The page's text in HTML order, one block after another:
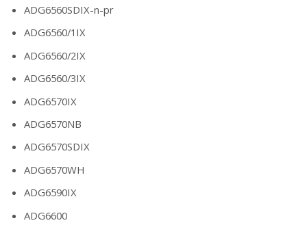
ADG6560SDIX-n-pr
ADG6560/1IX
ADG6560/2IX
ADG6560/3IX
ADG6570IX
ADG6570NB
ADG6570SDIX
ADG6570WH
ADG6590IX
ADG6600